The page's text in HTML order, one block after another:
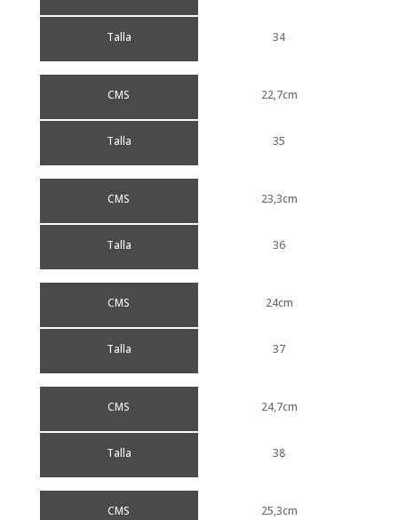
Talla 34
CMS
Talla
22,7cm
35
CMS
Talla
23,3cm
36
CMS
Talla
24cm
37
CMS
Talla
24,7cm
38
CMS 25,3cm